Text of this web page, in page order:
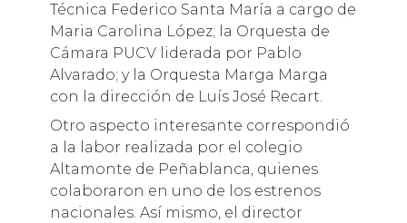
Técnica Federico Santa María a cargo de
Maria Carolina López; la Orquesta de
Cámara PUCV liderada por Pablo
Alvarado; y la Orquesta Marga Marga
con la dirección de Luís José Recart.
Otro aspecto interesante correspondió
a la labor realizada por el colegio
Altamonte de Peñablanca, quienes
colaboraron en uno de los estrenos
nacionales. Así mismo, el director